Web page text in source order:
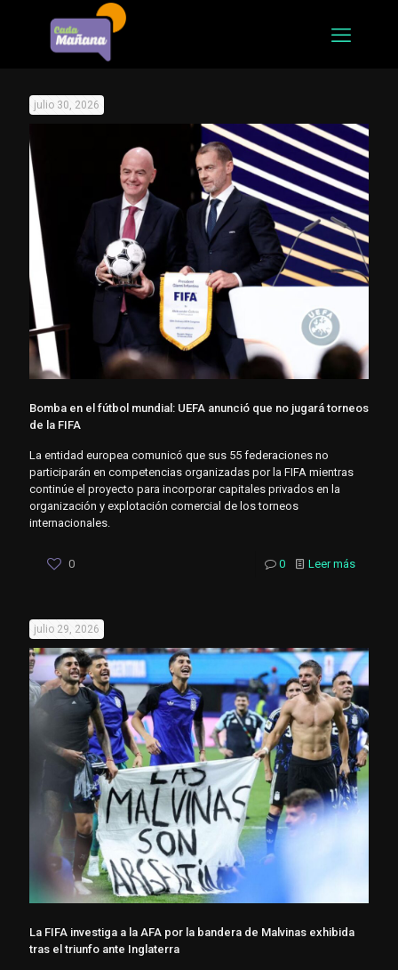
julio 30, 2026
Bomba en el fútbol mundial: UEFA anunció que no jugará torneos
de la FIFA
La entidad europea comunicó que sus 55 federaciones no
participarán en competencias organizadas por la FIFA mientras
continúe el proyecto para incorporar capitales privados en la
organización y explotación comercial de los torneos
internacionales.
0 0 Leer más
julio 29, 2026
La FIFA investiga a la AFA por la bandera de Malvinas exhibida
tras el triunfo ante Inglaterra